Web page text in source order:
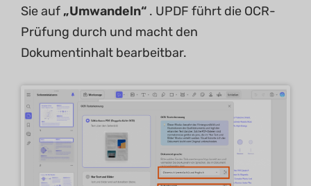
Sie auf „Umwandeln“ . UPDF führt die OCR-
Prüfung durch und macht den
Dokumentinhalt bearbeitbar.